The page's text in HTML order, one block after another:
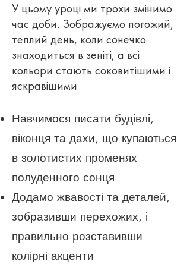
У цьому уроці ми трохи змінимо
час доби. Зображуємо погожий,
теплий день, коли сонечко
знаходиться в зеніті, а всі
кольори стають соковитішими і
яскравішими
Навчимося писати будівлі,
віконця та дахи, що купаються
в золотистих променях
полуденного сонця
Додамо жвавості та деталей,
зобразивши перехожих, і
правильно розставивши
колірні акценти